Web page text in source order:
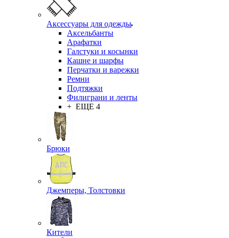
Аксессуары для одежды
Аксельбанты
Арафатки
Галстуки и косынки
Кашне и шарфы
Перчатки и варежки
Ремни
Подтяжки
Филиграни и ленты
+ ЕЩЕ 4
Брюки
Джемперы, Толстовки
Кители